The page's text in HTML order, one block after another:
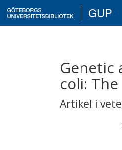
GUP
Genetic
coli:
Artikel i